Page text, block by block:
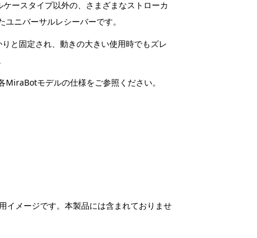
ースタイプ以外の、さまざまなストローカ
ニバーサルレシーバーです。
と固定され、動きの大きい使用時でもズレ
モデルの仕様をご参照ください。
イメージです。本製品には含まれておりませ